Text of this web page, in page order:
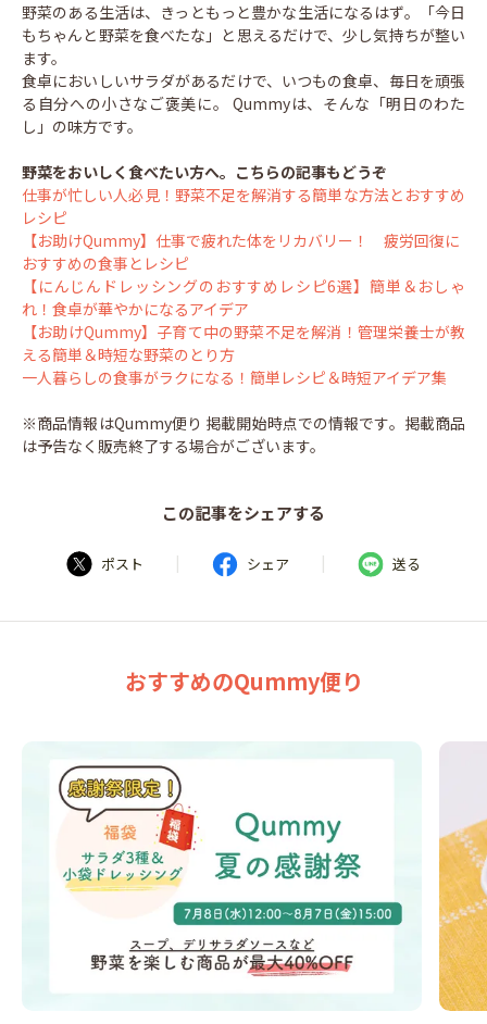
野菜のある生活は、きっともっと豊かな生活になるはず。「今日
もちゃんと野菜を食べたな」と思えるだけで、少し気持ちが整い
ます。
食卓においしいサラダがあるだけで、いつもの食卓、毎日を頑張
る自分への小さなご褒美に。 Qummyは、そんな「明日のわた
し」の味方です。
野菜をおいしく食べたい方へ。こちらの記事もどうぞ
仕事が忙しい人必見！野菜不足を解消する簡単な方法とおすすめ
レシピ
【お助けQummy】仕事で疲れた体をリカバリー！ 疲労回復に
おすすめの食事とレシピ
【にんじんドレッシングのおすすめレシピ6選】簡単＆おしゃ
れ！食卓が華やかになるアイデア
【お助けQummy】子育て中の野菜不足を解消！管理栄養士が教
える簡単＆時短な野菜のとり方
一人暮らしの食事がラクになる！簡単レシピ＆時短アイデア集
※商品情報はQummy便り 掲載開始時点での情報です。掲載商品
は予告なく販売終了する場合がございます。
この記事をシェアする
ポスト | シェア | 送る
おすすめのQummy便り